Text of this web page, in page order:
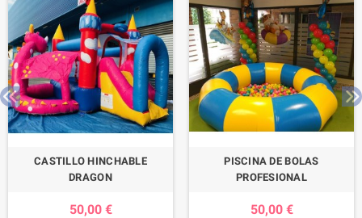
CASTILLO HINCHABLE
DRAGON
50,00 €
PISCINA DE BOLAS
PROFESIONAL
50,00 €